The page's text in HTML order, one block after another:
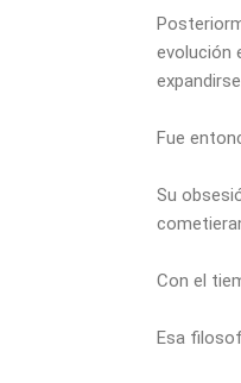
evolución
Fue
Su
Con el
Esa